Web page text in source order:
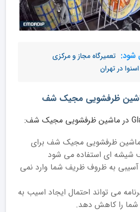
شود: تعمیرگاه مجاز و مرکزی
در تهران
ماشین ظرفشویی مجیک شف برای
ای استفاده می شود
آسیبی به ظروف ظریف شما وارد نمی
می تواند احتمال ایجاد اسیب به
را کاهش دهد.